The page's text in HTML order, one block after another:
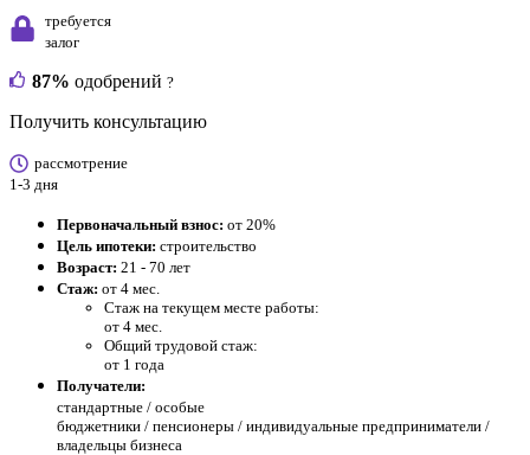
требуется
залог
87% одобрений ?
Получить консультацию
рассмотрение
1-3 дня
Первоначальный взнос: от 20%
Цель ипотеки: строительство
Возраст: 21 - 70 лет
Стаж: от 4 мес.
Стаж на текущем месте работы:
от 4 мес.
Общий трудовой стаж:
от 1 года
Получатели:
стандартные / особые
бюджетники / пенсионеры / индивидуальные предприниматели /
владельцы бизнеса